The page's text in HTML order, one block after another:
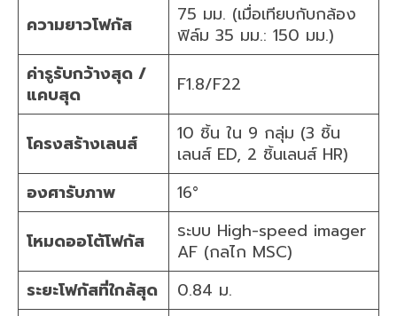
ความยาวโฟกัส
75 มม. (เมื่อเทียบกับกล้อง
ฟิล์ม 35 มม.: 150 มม.)
ค่ารูรับกว้างสุด /
แคบสุด
F1.8/F22
โครงสร้างเลนส์
10 ชิ้น ใน 9 กลุ่ม (3 ชิ้น
เลนส์ ED, 2 ชิ้นเลนส์ HR)
องศารับภาพ
16°
โหมดออโต้โฟกัส
ระบบ High-speed imager
AF (กลไก MSC)
ระยะโฟกัสที่ใกล้สุด
0.84 ม.